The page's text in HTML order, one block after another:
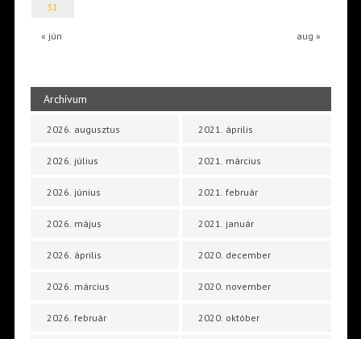
« jún aug »
31
Archívum
2026. augusztus
2026. július
2026. június
2026. május
2026. április
2026. március
2026. február
2021. április
2021. március
2021. február
2021. január
2020. december
2020. november
2020. október